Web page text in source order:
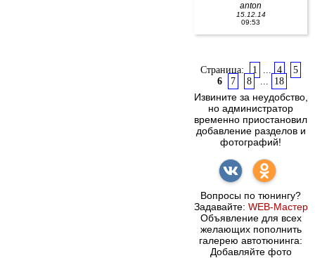
anton
15.12.14
09:53
Страница: 1 ... 4
5
6
7 8 ... 18
Извините за неудобство,
но администратор
временно приостановил
добавление разделов и
фотографий!
Вопросы по тюнингу?
Задавайте: WEB-Мастер
Объявление для всех
желающих пополнить
галерею автотюнинга:
Добавляйте фото